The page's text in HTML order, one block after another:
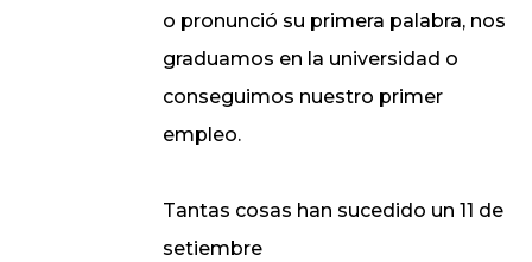
o pronunció su primera palabra, nos
graduamos en la universidad o
conseguimos nuestro primer
empleo.
Tantas cosas han sucedido un 11 de
setiembre